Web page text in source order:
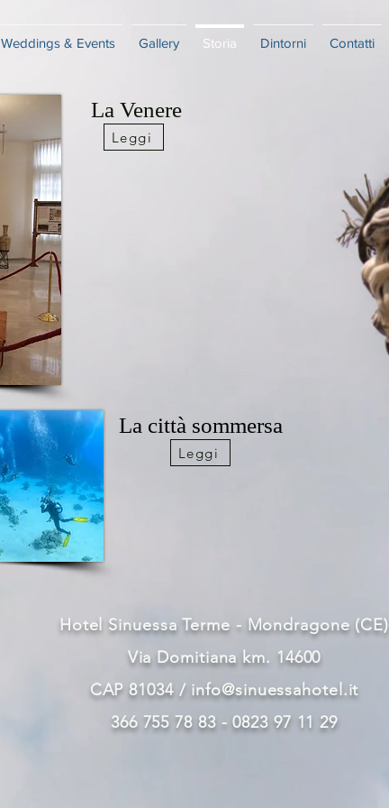
Weddings & Events Gallery Storia Dintorni Contatti
La Venere
Leggi
La città sommersa
Leggi
Hotel Sinuessa Terme - Mondragone (CE)
Via Domitiana km. 14600
CAP 81034 / info@sinuessahotel.it
366 755 78 83 - 0823 97 11 29